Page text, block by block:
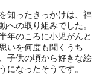
知ったきっかけは、福
への取り組みでした。
年のころに小児がんと
いを何度も聞くうち
子供の頃から好きな絵
になったそうです。